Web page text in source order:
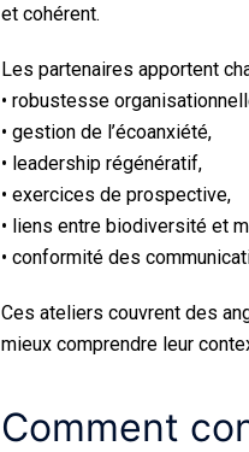
et cohérent.
Les partenaires apportent
• robustesse
• gestion de l’écoanxiété,
• leadership régénératif,
• exercices de prospective,
• liens entre biodiversité et
• conformité des
Ces ateliers couvrent des
mieux comprendre leur
Comment